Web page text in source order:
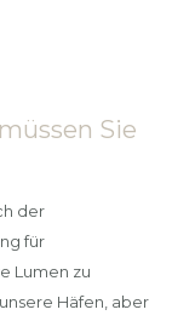
Sie
der
für
Lumen zu
Häfen, aber